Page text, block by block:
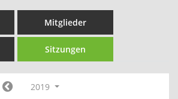
Mitglieder
Sitzungen
2019